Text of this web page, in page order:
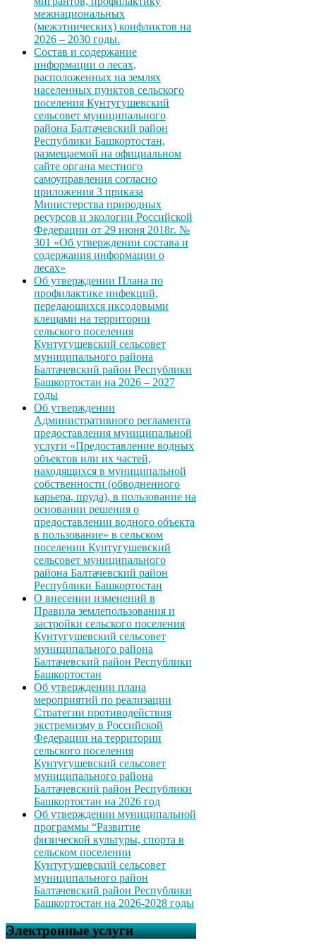
межнациональных
(межэтнических) конфликтов на
2026 – 2030 годы.
Состав и содержание
информации о лесах,
расположенных на землях
населенных пунктов сельского
поселения Кунтугушевский
сельсовет муниципального
района Балтачевский район
Республики Башкортостан,
размещаемой на официальном
сайте органа местного
самоуправления согласно
приложения 3 приказа
Министерства природных
ресурсов и экологии Российской
Федерации от 29 июня 2018г. №
301 «Об утверждении состава и
содержания информации о
лесах»
Об утверждении Плана по
профилактике инфекций,
передающихся иксодовыми
клещами на территории
сельского поселения
Кунтугушевский сельсовет
муниципального района
Балтачевский район Республики
Башкортостан на 2026 – 2027
годы
Об утверждении
Административного регламента
предоставления муниципальной
услуги «Предоставление водных
объектов или их частей,
находящихся в муниципальной
собственности (обводненного
карьера, пруда), в пользование на
основании решения о
предоставлении водного объекта
в пользование» в сельском
поселении Кунтугушевский
сельсовет муниципального
района Балтачевский район
Республики Башкортостан
О внесении изменений в
Правила землепользования и
застройки сельского поселения
Кунтугушевский сельсовет
муниципального района
Балтачевский район Республики
Башкортостан
Об утверждении плана
мероприятий по реализации
Стратегии противодействия
экстремизму в Российской
Федерации на территории
сельского поселения
Кунтугушевский сельсовет
муниципального района
Балтачевский район Республики
Башкортостан на 2026 год
Об утверждении муниципальной
программы “Развитие
физической культуры, спорта в
сельском поселении
Кунтугушевский сельсовет
муниципального район
Балтачевский район Республики
Башкортостан на 2026-2028 годы
Электронные услуги